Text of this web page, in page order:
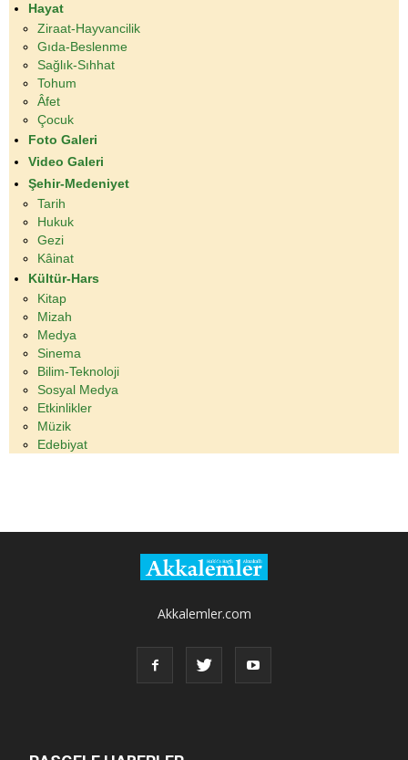
Hayat
Ziraat-Hayvancilik
Gıda-Beslenme
Sağlık-Sıhhat
Tohum
Âfet
Çocuk
Foto Galeri
Video Galeri
Şehir-Medeniyet
Tarih
Hukuk
Gezi
Kâinat
Kültür-Hars
Kitap
Mizah
Medya
Sinema
Bilim-Teknoloji
Sosyal Medya
Etkinlikler
Müzik
Edebiyat
Akkalemler.com